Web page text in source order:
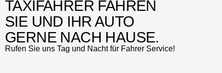
TAXIFAHRER FAHREN
SIE UND IHR AUTO
GERNE NACH HAUSE.
Rufen Sie uns Tag und Nacht für Fahrer Service!